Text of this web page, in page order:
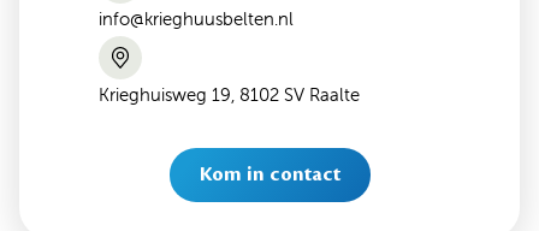
info@krieghuusbelten.nl
Krieghuisweg 19, 8102 SV Raalte
Kom in contact